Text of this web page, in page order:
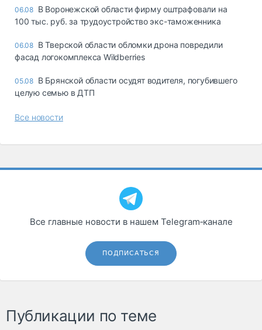
06.08 В Воронежской области фирму оштрафовали на
100 тыс. руб. за трудоустройство экс-таможенника
06.08 В Тверской области обломки дрона повредили
фасад логокомплекса Wildberries
05.08 В Брянской области осудят водителя, погубившего
целую семью в ДТП
Все новости
Все главные новости в нашем Telegram‑канале
ПОДПИСАТЬСЯ
Публикации по теме